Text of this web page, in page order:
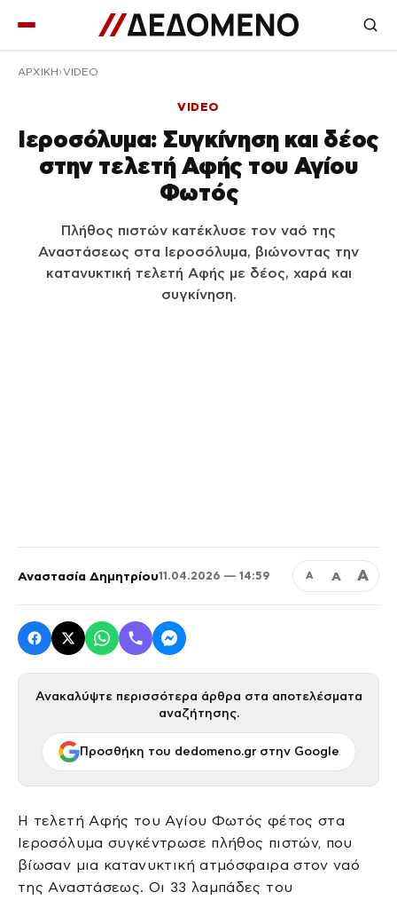
ΑΡΧΙΚΉ VIDEO
VIDEO
Ιεροσόλυμα: Συγκίνηση και δέος
στην τελετή Αφής του Αγίου
Φωτός
Πλήθος πιστών κατέκλυσε τον ναό της
Αναστάσεως στα Ιεροσόλυμα, βιώνοντας την
κατανυκτική τελετή Αφής με δέος, χαρά και
συγκίνηση.
Αναστασία Δημητρίου11.04.2026 — 14:59 Α Α Α
Ανακαλύψτε περισσότερα άρθρα στα αποτελέσματα
αναζήτησης.
Προσθήκη του dedomeno.gr στην Google
Η τελετή Αφής του Αγίου Φωτός φέτος στα
Ιεροσόλυμα συγκέντρωσε πλήθος πιστών, που
βίωσαν μια κατανυκτική ατμόσφαιρα στον ναό
της Αναστάσεως. Οι 33 λαμπάδες του